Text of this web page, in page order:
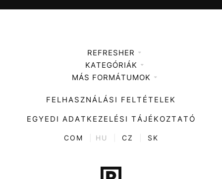
REFRESHER
Médiaajánlat
KATEGÓRIÁK
Zene
Divat
Kultúra
ENTR
Tech-Tudomány
MÁS FORMÁTUMOK
FELHASZNÁLÁSI FELTÉTELEK
EGYEDI ADATKEZELÉSI TÁJÉKOZTATÓ
COM HU CZ SK